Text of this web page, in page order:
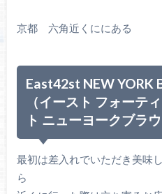
京都 六角近くににある
East42st NEW YORK
（イースト フォーテ
ト ニューヨークブラウ
最初は差入れでいただき美味
ら